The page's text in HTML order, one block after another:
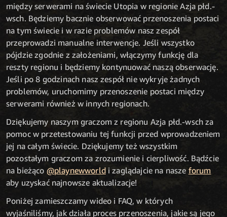
między serwerami na świecie Utopia w regionie Azja płd.-
wsch. Będziemy bacznie obserwować przenoszenia postaci
na tym świecie i w razie problemów nasz zespół
przeprowadzi manualne interwencje. Jeśli wszystko
pójdzie zgodnie z założeniami, włączymy funkcję dla
reszty regionu i będziemy kontynuować naszą obserwację.
Jeśli po 8 godzinach nasz zespół nie wykryje żadnych
problemów, uruchomimy przenoszenie postaci między
serwerami również w innych regionach.
Dziękujemy naszym graczom z regionu Azja płd.-wsch za
pomoc w przetestowaniu tej funkcji przed wprowadzeniem
jej na całym świecie. Dziękujemy też wszystkim
pozostałym graczom za zrozumienie i cierpliwość. Bądźcie
na bieżąco @playnewworldi zaglądajcie na nasze forum
aby uzyskać najnowsze aktualizacje!
Poniżej zamieszczamy wideo i FAQ, w których
wyjaśniliśmy, jak działa proces przenoszenia, jakie są jego